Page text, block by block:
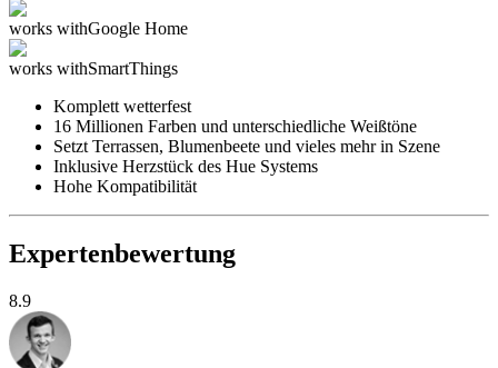
works withGoogle Home
works withSmartThings
Komplett wetterfest
16 Millionen Farben und unterschiedliche Weißtöne
Setzt Terrassen, Blumenbeete und vieles mehr in Szene
Inklusive Herzstück des Hue Systems
Hohe Kompatibilität
Expertenbewertung
8.9